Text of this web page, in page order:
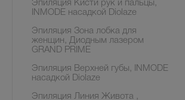
Эпиляция Кисти рук и пальцы,
INMODE насадкой Diolaze
Эпиляция Зона лобка для
женщин, Диодным лазером
GRAND PRIME
Эпиляция Верхней губы, INMODE
насадкой Diolaze
Эпиляция Линия Живота ,